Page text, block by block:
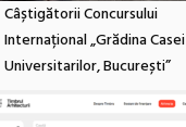
Câștigătorii Concursului
Internațional „Grădina Casei
Universitarilor, București”